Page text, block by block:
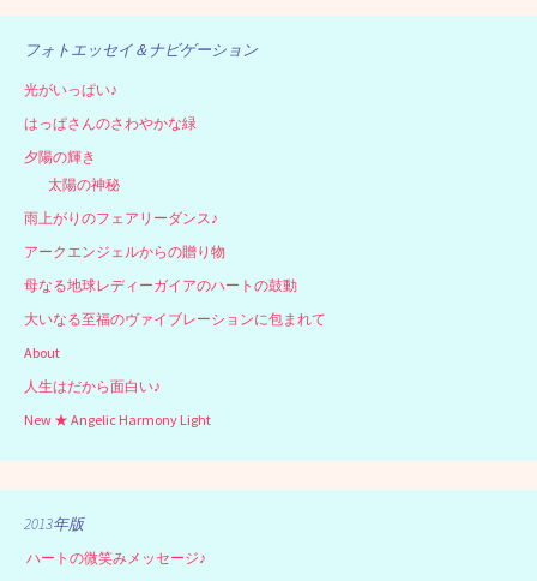
フォトエッセイ＆ナビゲーション
光がいっぱい♪
はっぱさんのさわやかな緑
夕陽の輝き
太陽の神秘
雨上がりのフェアリーダンス♪
アークエンジェルからの贈り物
母なる地球レディーガイアのハートの鼓動
大いなる至福のヴァイブレーションに包まれて
About
人生はだから面白い♪
New ★ Angelic Harmony Light
2013年版
ハートの微笑みメッセージ♪